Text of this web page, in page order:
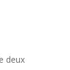
deux